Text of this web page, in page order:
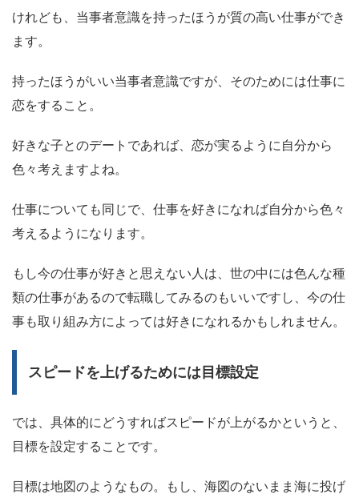
けれども、当事者意識を持ったほうが質の高い仕事ができ
ます。
持ったほうがいい当事者意識ですが、そのためには仕事に
恋をする こと。
好きな子とのデートであれば、恋が実るように自分から
色々考えますよね。
仕事についても同じで、 仕事を好きになれば自分から色々
考えるようになります。
もし今の仕事が好きと思えない人は、世の中には色んな種
類の仕事があるので転職してみるのもいいですし、今の仕
事も取り組み方によっては好きになれるかもしれません。
スピードを上げるためには目標設定
では、具体的にどうすればスピードが上がるかというと、
目標を設定する ことです。
目標は地図のようなもの。もし、海図のないまま海に投げ